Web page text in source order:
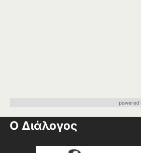
powered
Ο Διάλογος